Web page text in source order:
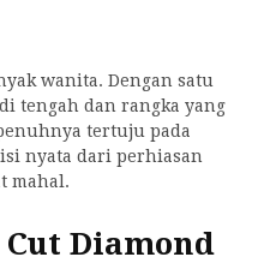
wanita. Dengan satu
tengah dan rangka yang
tertuju pada
nyata dari perhiasan
mahal.
Cut Diamond